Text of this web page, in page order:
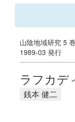
山陰地域研究 5 巻
1989-03 発行
ラフカ
銭本 健二